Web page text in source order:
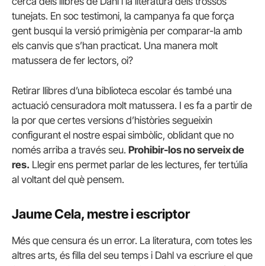
tunejats. En soc testimoni, la campanya fa que força
gent busqui la versió primigènia per comparar-la amb
els canvis que s’han practicat. Una manera molt
matussera de fer lectors, oi?
Retirar llibres d’una biblioteca escolar és també una
actuació censuradora molt matussera. I es fa a partir de
la por que certes versions d’històries segueixin
configurant el nostre espai simbòlic, oblidant que no
només arriba a través seu. Prohibir-los no serveix de
res. Llegir ens permet parlar de les lectures, fer tertúlia
al voltant del què pensem.
Jaume Cela, mestre i escriptor
Més que censura és un error. La literatura, com totes les
altres arts, és filla del seu temps i Dahl va escriure el que